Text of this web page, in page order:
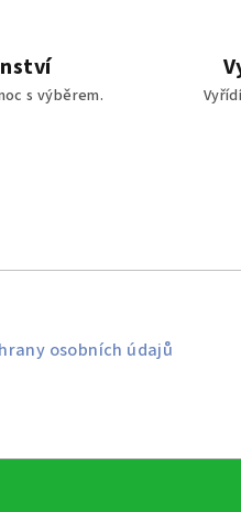
s výběrem.
osobních údajů